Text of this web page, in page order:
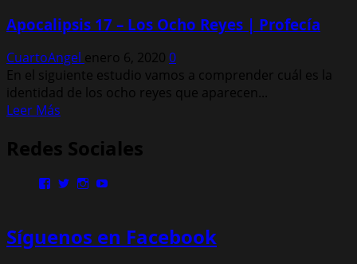
Apocalipsis 17 – Los Ocho Reyes | Profecía
CuartoAngel enero 6, 2020 0
En el siguiente estudio vamos a comprender cuál es la
identidad de los ocho reyes que aparecen...
Leer Más
acerca
Apocalipsis
Los
Ocho
Redes Sociales
Ver
en
Facebook
Ver
en
Twitter
Ver
en
Instagram
en
YouTube
Síguenos en Facebook